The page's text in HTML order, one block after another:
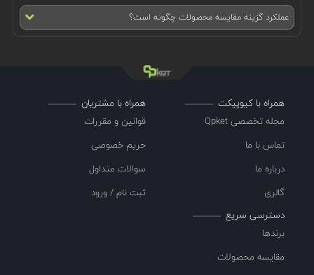
عملکرد گزینه مقایسه محصولات چگونه است؟
همراه با کیوپیکت
مجله تخصصی Qpket
تماس با ما
درباره ما
گالری
همراه با مشتریان
قوانین و مقررات
حریم خصوصی
سوالات متداول
ثبت نام / ورود
دسترسی سریع
برندها
مقایسه محصولات